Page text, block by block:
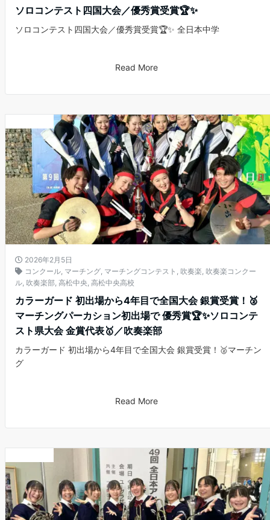
ソロコンテスト四国大会／優秀賞受賞🏆✨
ソロコンテスト四国大会／優秀賞受賞🏆✨ 全日本中学
Read More
2026年2月5日
コンクール マーチング マーチングコンテスト 吹奏楽 吹奏楽コンクー
ル 吹奏楽部 高松中央 高松中央高校
カラーガード 初出場から4年目で全国大会 銀賞受賞！🥈
マーチングパーカション初出場で 優秀賞🏆✨ソロコンテ
スト県大会 金賞代表🥇／吹奏楽部
カラーガード 初出場から4年目で全国大会 銀賞受賞！🥈マーチン
グ
Read More